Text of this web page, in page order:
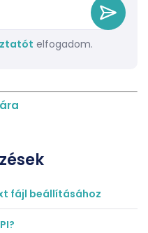
elfogadom.
fájl beállításához